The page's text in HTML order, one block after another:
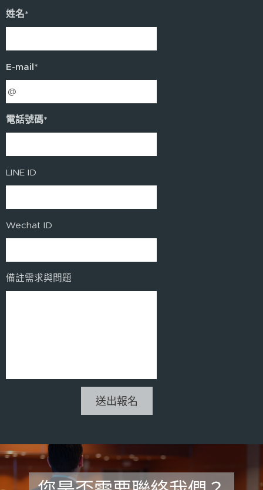
姓名*
E-mail*
電話號碼*
LINE ID
Wechat ID
備註需求與問題
送出報名